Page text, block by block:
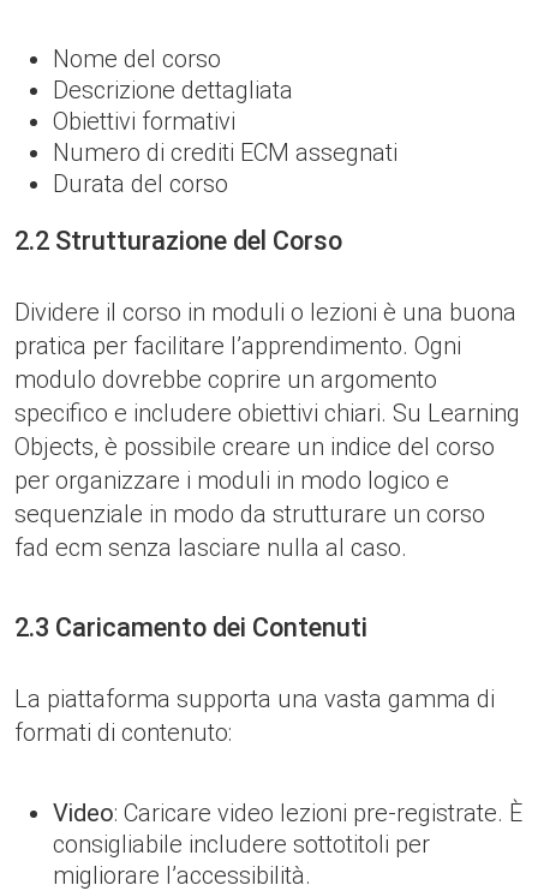
Nome del corso
Descrizione dettagliata
Obiettivi formativi
Numero di crediti ECM assegnati
Durata del corso
2.2 Strutturazione del Corso
Dividere il corso in moduli o lezioni è una buona
pratica per facilitare l’apprendimento. Ogni
modulo dovrebbe coprire un argomento
specifico e includere obiettivi chiari. Su Learning
Objects, è possibile creare un indice del corso
per organizzare i moduli in modo logico e
sequenziale in modo da strutturare un corso
fad ecm senza lasciare nulla al caso.
2.3 Caricamento dei Contenuti
La piattaforma supporta una vasta gamma di
formati di contenuto:
Video: Caricare video lezioni pre-registrate. È
consigliabile includere sottotitoli per
migliorare l’accessibilità.